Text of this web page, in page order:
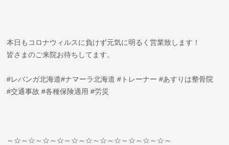
本日もコロナウィルスに負けず元気に明るく営業致します！
皆さまのご来院お待ちしてます。
#レバンガ北海道#ナマーラ北海道 #トレーナー #あすりは整骨院
#交通事故 #各種保険適用 #労災
～☆～☆～☆～☆～☆～☆～☆～☆～☆～☆～☆～